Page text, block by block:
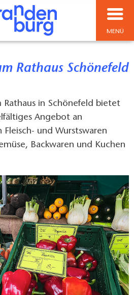
MENÜ
Rathaus Schönefeld
Rathaus in Schönefeld bietet
Angebot an
und Wurstswaren
Backwaren und Kuchen